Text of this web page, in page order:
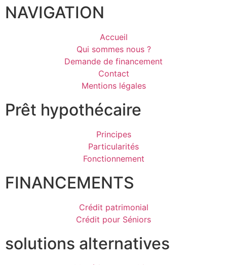
NAVIGATION
Accueil
Qui sommes nous ?
Demande de financement
Contact
Mentions légales
Prêt hypothécaire
Principes
Particularités
Fonctionnement
FINANCEMENTS
Crédit patrimonial
Crédit pour Séniors
solutions alternatives